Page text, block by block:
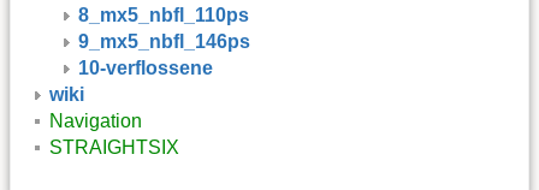
8_mx5_nbfl_110ps
9_mx5_nbfl_146ps
10-verflossene
wiki
Navigation
STRAIGHTSIX